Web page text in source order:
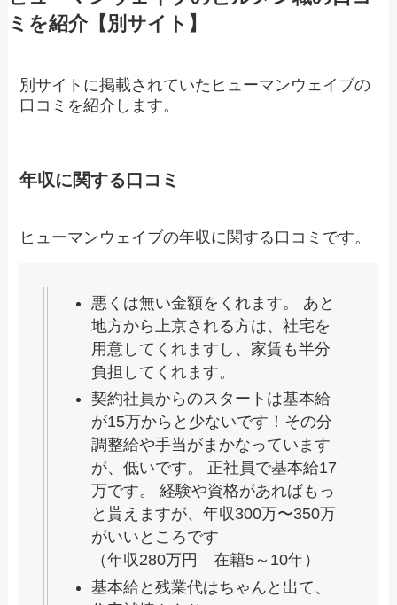
ミを紹介【別サイト】
別サイトに掲載されていたヒューマンウェイブの
口コミを紹介します。
年収に関する口コミ
ヒューマンウェイブの年収に関する口コミです。
悪くは無い金額をくれます。 あと
地方から上京される方は、社宅を
用意してくれますし、家賃も半分
負担してくれます。
契約社員からのスタートは基本給
が15万からと少ないです！その分
調整給や手当がまかなっています
が、低いです。 正社員で基本給17
万です。 経験や資格があればもっ
と貰えますが、年収300万〜350万
がいいところです
（年収280万円 在籍5～10年）
基本給と残業代はちゃんと出て、